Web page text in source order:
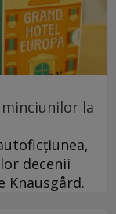
la
decenii
Knausgård.